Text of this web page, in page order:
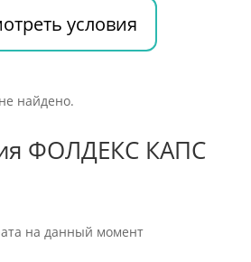
условия
найдено.
ФОЛДЕКС КАПС
на данный момент